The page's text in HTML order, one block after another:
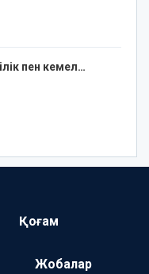
пен кемел…
Қоғам
Жобалар